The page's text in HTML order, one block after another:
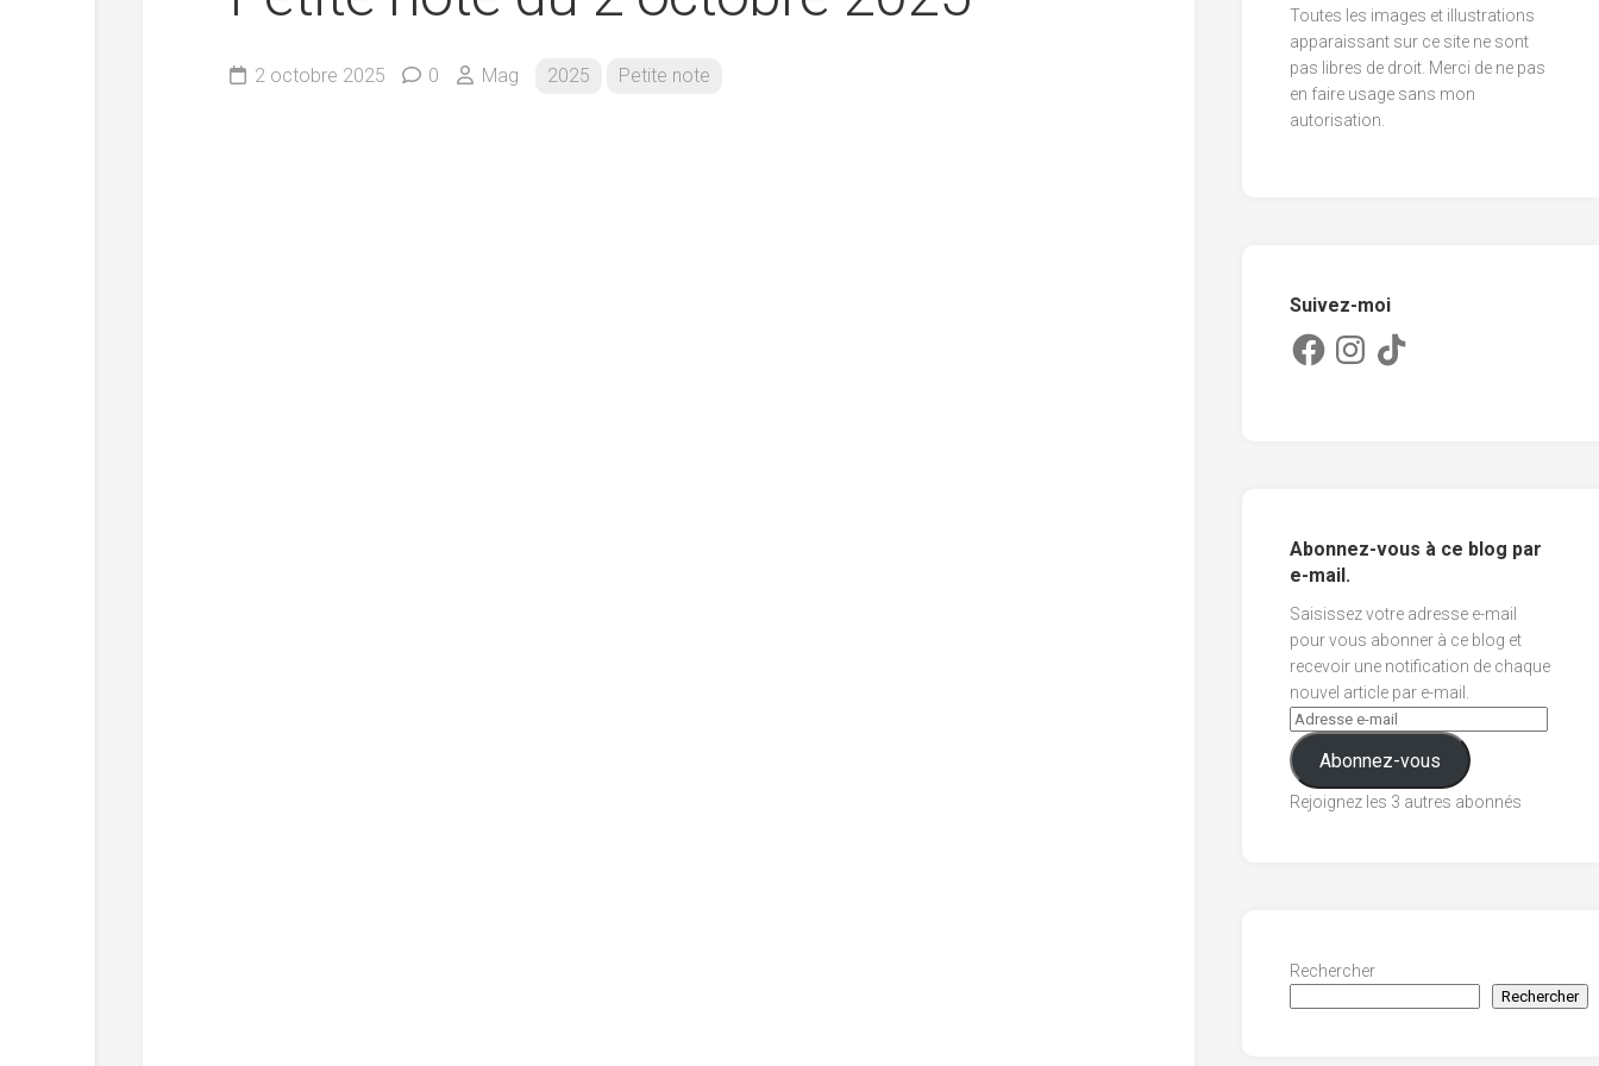
2 octobre 2025 0 Mag 2025 Petite note
Toutes les images et illustrations
apparaissant sur ce site ne sont
pas libres de droit. Merci de ne pas
en faire usage sans mon
autorisation.
Suivez-moi
FacebookInstagram
TikTok
Abonnez-vous à ce blog par
e-mail.
Saisissez votre adresse e-mail
pour vous abonner à ce blog et
recevoir une notification de chaque
nouvel article par e-mail.
Abonnez-vous
Rejoignez les 3 autres abonnés
Rechercher
Rechercher